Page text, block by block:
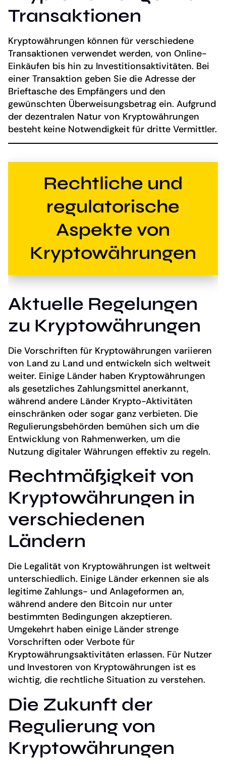
Transaktionen
Kryptowährungen können für verschiedene
Transaktionen verwendet werden, von Online-
Einkäufen bis hin zu Investitionsaktivitäten. Bei
einer Transaktion geben Sie die Adresse der
Brieftasche des Empfängers und den
gewünschten Überweisungsbetrag ein. Aufgrund
der dezentralen Natur von Kryptowährungen
besteht keine Notwendigkeit für dritte Vermittler.
Rechtliche und
regulatorische
Aspekte von
Kryptowährungen
Aktuelle Regelungen
zu Kryptowährungen
Die Vorschriften für Kryptowährungen variieren
von Land zu Land und entwickeln sich weltweit
weiter. Einige Länder haben Kryptowährungen
als gesetzliches Zahlungsmittel anerkannt,
während andere Länder Krypto-Aktivitäten
einschränken oder sogar ganz verbieten. Die
Regulierungsbehörden bemühen sich um die
Entwicklung von Rahmenwerken, um die
Nutzung digitaler Währungen effektiv zu regeln.
Rechtmäßigkeit von
Kryptowährungen in
verschiedenen
Ländern
Die Legalität von Kryptowährungen ist weltweit
unterschiedlich. Einige Länder erkennen sie als
legitime Zahlungs- und Anlageformen an,
während andere den Bitcoin nur unter
bestimmten Bedingungen akzeptieren.
Umgekehrt haben einige Länder strenge
Vorschriften oder Verbote für
Kryptowährungsaktivitäten erlassen. Für Nutzer
und Investoren von Kryptowährungen ist es
wichtig, die rechtliche Situation zu verstehen.
Die Zukunft der
Regulierung von
Kryptowährungen